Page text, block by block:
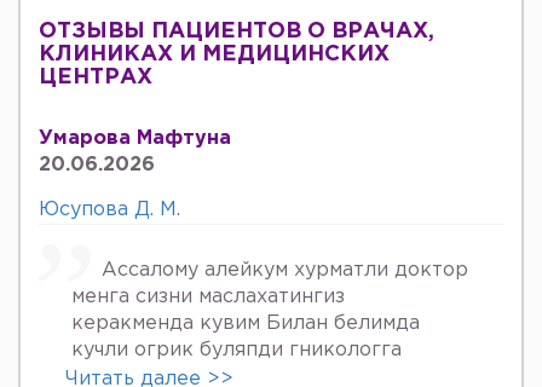
ОТЗЫВЫ ПАЦИЕНТОВ О ВРАЧАХ,
КЛИНИКАХ И МЕДИЦИНСКИХ
ЦЕНТРАХ
Умарова Мафтуна
20.06.2026
Юсупова Д. М.
Ассалому алейкум хурматли доктор
менга сизни маслахатингиз
керакменда кувим Билан белимда
кучли огрик буляпди гникологга
онкологов уролога хирурга учрадим
Читать далее >>